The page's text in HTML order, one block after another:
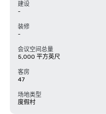
建设
-
装修
-
会议空间总量
5,000 平方英尺
客房
47
场地类型
度假村